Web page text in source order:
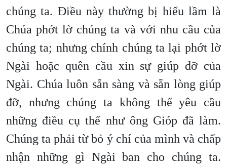
chúng ta. Điều này thường bị hiểu lầm là
Chúa phớt lờ chúng ta và với nhu cầu của
chúng ta; nhưng chính chúng ta lại phớt lờ
Ngài hoặc quên cầu xin sự giúp đỡ của
Ngài. Chúa luôn sẵn sàng và sẵn lòng giúp
đỡ, nhưng chúng ta không thể yêu cầu
những điều cụ thể như ông Gióp đã làm.
Chúng ta phải từ bỏ ý chí của mình và chấp
nhận những gì Ngài ban cho chúng ta.